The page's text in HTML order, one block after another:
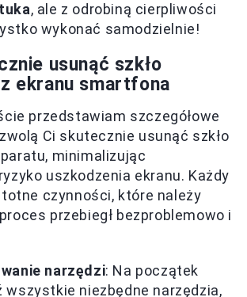
, ale z odrobiną cierpliwości
wykonać samodzielnie!
usunąć szkło
ekranu smartfona
przedstawiam szczegółowe
Ci skutecznie usunąć szkło
minimalizując
uszkodzenia ekranu. Każdy
czynności, które należy
przebiegł bezproblemowo i
narzędzi: Na początek
wszystkie niezbędne narzędzia,